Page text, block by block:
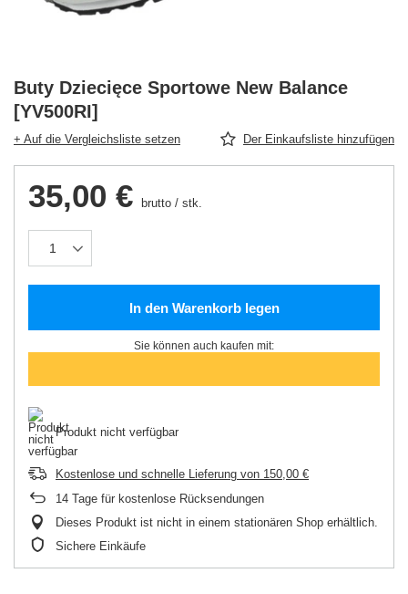
Buty Dziecięce Sportowe New Balance
[YV500RI]
+ Auf die Vergleichsliste setzen Der Einkaufsliste hinzufügen
35,00 € brutto / stk.
In den Warenkorb legen
Sie können auch kaufen mit:
Produkt nicht verfügbar
Kostenlose und schnelle Lieferung von 150,00 €
14 Tage für kostenlose Rücksendungen
Dieses Produkt ist nicht in einem stationären Shop erhältlich.
Sichere Einkäufe